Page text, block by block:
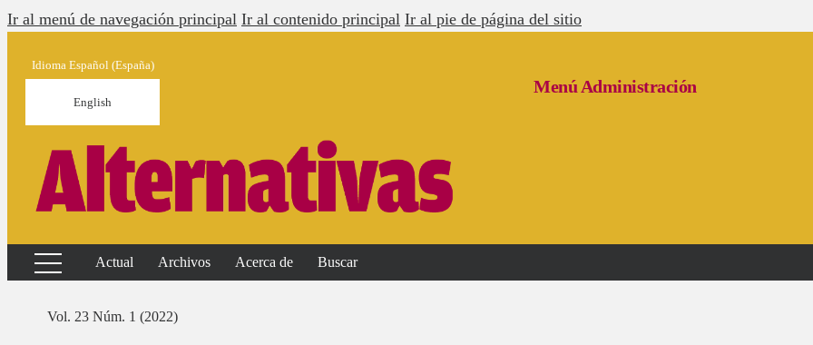
Ir al menú de navegación principal Ir al contenido principal Ir al pie de página del sitio
Idioma Español (España)
English
Menú Administración
Actual Archivos Acerca de Buscar
Vol. 23 Núm. 1 (2022)